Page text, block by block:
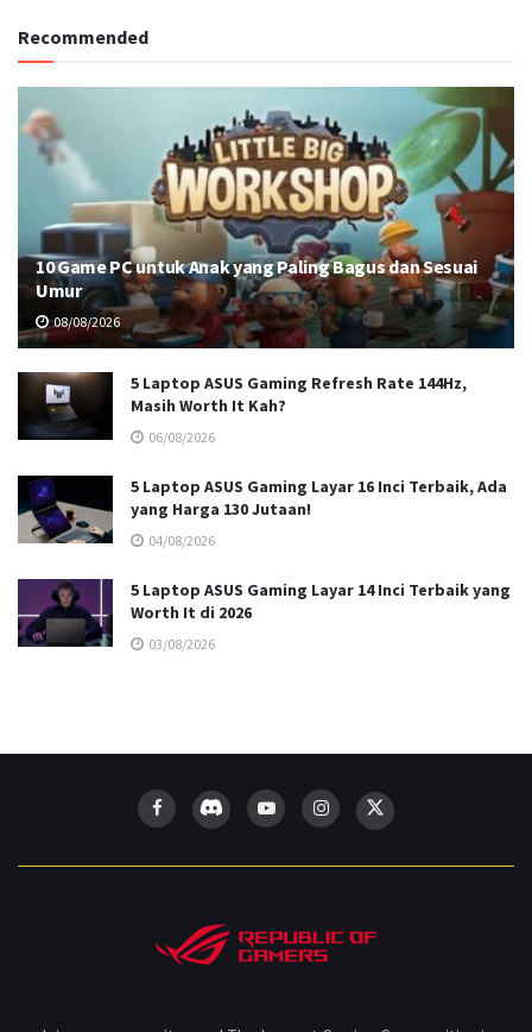
Recommended
10 Game PC untuk Anak yang Paling Bagus dan Sesuai
Umur
08/08/2026
5 Laptop ASUS Gaming Refresh Rate 144Hz,
Masih Worth It Kah?
06/08/2026
5 Laptop ASUS Gaming Layar 16 Inci Terbaik, Ada
yang Harga 130 Jutaan!
04/08/2026
5 Laptop ASUS Gaming Layar 14 Inci Terbaik yang
Worth It di 2026
03/08/2026